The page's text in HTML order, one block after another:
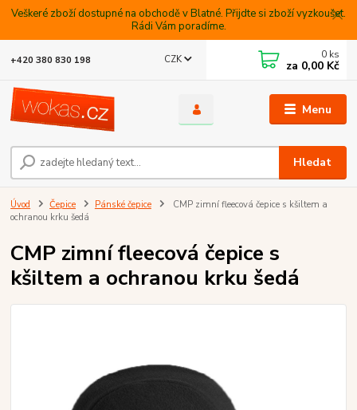
Veškeré zboží dostupné na obchodě v Blatné. Přijdte si zboží vyzkoušet.
Rádi Vám poradíme.
Menu
CZK
Hledat
+420 380 830 198 0 ks
za 0,00 Kč
Úvod Čepice Pánské čepice
CMP zimní fleecová čepice s kšiltem a
ochranou krku šedá
CMP zimní fleecová čepice s
kšiltem a ochranou krku šedá